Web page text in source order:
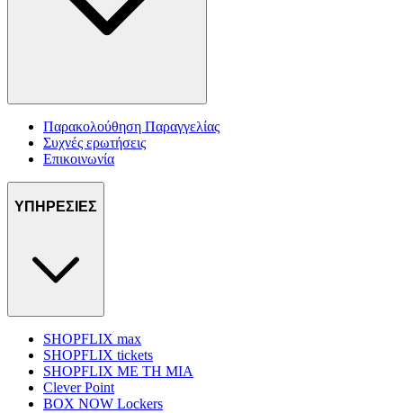
Παρακολούθηση Παραγγελίας
Συχνές ερωτήσεις
Επικοινωνία
ΥΠΗΡΕΣΙΕΣ
SHOPFLIX max
SHOPFLIX tickets
SHOPFLIX ΜΕ ΤΗ ΜΙΑ
Clever Point
BOX NOW Lockers